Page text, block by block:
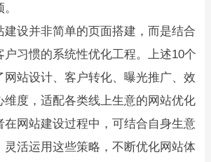
设并非简单的页面搭建，而是结合
户习惯的系统性优化工程。上述10个
网站设计、客户转化、曝光推广、效
维度，适配各类线上生意的网站优化
在网站建设过程中，可结合自身生意
灵活运用这些策略，不断优化网站体